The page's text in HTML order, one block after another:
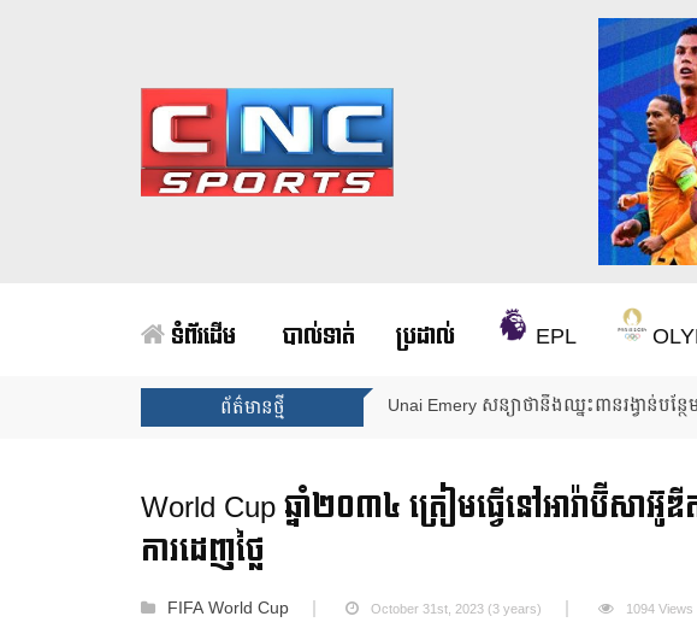
ទំព័រដើម បាល់ទាត់ ប្រដាល់ EPL
ព័ត៌មានថ្មី Unai Emery សន្យាថានឹងឈ្នះពានរង្វាន់បន្
World Cup ឆ្នាំ២០៣៤ ត្រៀមធ្វើនៅអារ៉ាប៊ីសាអ៊ូ
ការដេញថ្លៃ
FIFA World Cup October 31st, 2023 (3 years) 1094 Views